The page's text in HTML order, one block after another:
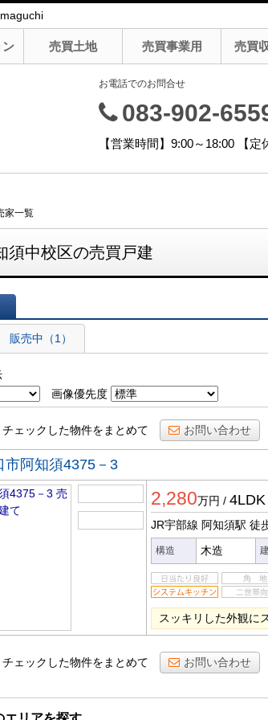
ン 売買土地 売買事業用 売買
お電話でのお問合せ
083-902-
【営業時間】9:00～18:00 【
家一覧
須中校区の売買戸建
販売中（1）
画像優先度
チェックした物件をまとめて お問い合わせ
市阿知須4375－3
2,280万円 / 4LDK
JR宇部線 阿知須駅 徒
構造 木造
スッキリした外観に
チェックした物件をまとめて お問い合わせ